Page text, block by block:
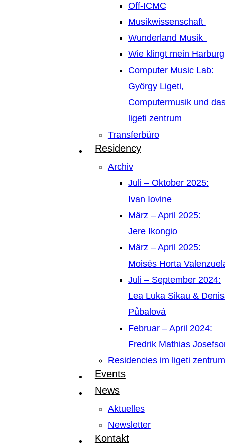
Off-ICMC
Musikwissenschaft
Wunderland Musik
Wie klingt mein Harburg
Computer Music Lab:
György Ligeti,
Computermusik und
ligeti zentrum
Transferbüro
Residency
Archiv
Juli – Oktober 2025:
Ivan Iovine
März – April 2025:
Jere Ikongio
März – April 2025:
Moisés Horta
Juli – September 2024:
Lea Luka Sikau &
Půbalová
Februar – April 2024:
Fredrik Mathias
Residencies im ligeti zentrum
Events
News
Aktuelles
Newsletter
Kontakt